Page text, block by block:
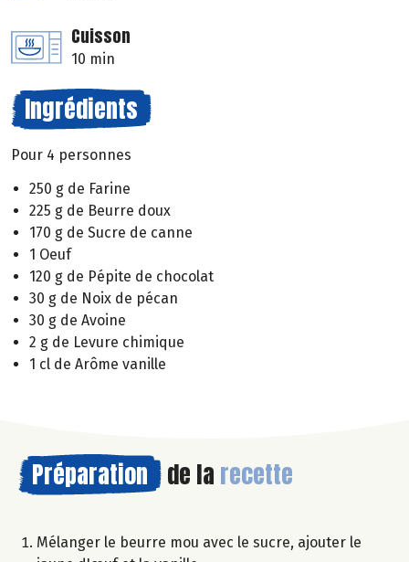
Cuisson
10 min
Ingrédients
Pour 4 personnes
250 g de Farine
225 g de Beurre doux
170 g de Sucre de canne
1 Oeuf
120 g de Pépite de chocolat
30 g de Noix de pécan
30 g de Avoine
2 g de Levure chimique
1 cl de Arôme vanille
Préparation de la recette
Mélanger le beurre mou avec le sucre, ajouter le